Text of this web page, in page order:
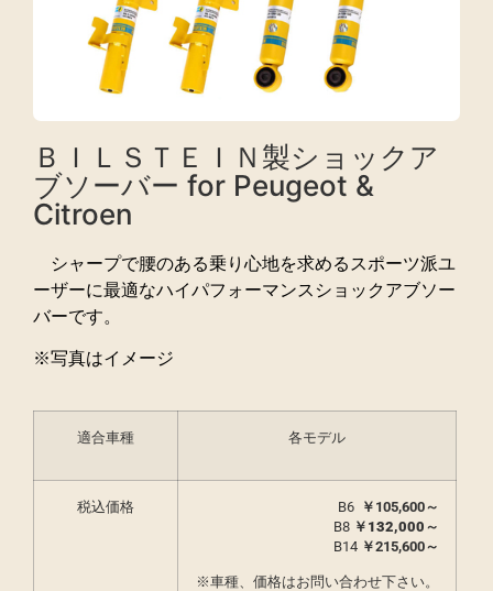
ＢＩＬＳＴＥＩＮ製ショックア
ブソーバー for Peugeot &
Citroen
シャープで腰のある乗り心地を求めるスポーツ派ユ
ーザーに最適なハイパフォーマンスショックアブソー
バーです。
※写真はイメージ
適合車種 各モデル
税込価格 B6 ￥105,600～
B8 ￥132,000 ～
B14 ￥215,600～
※車種、価格はお問い合わせ下さい。